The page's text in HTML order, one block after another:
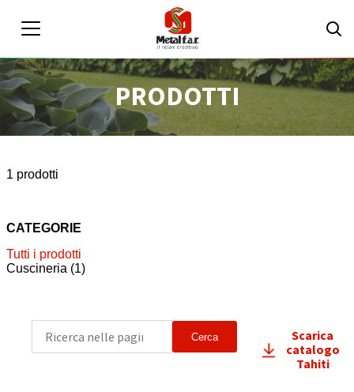
IT EN
PRODOTTI
1 prodotti
CATEGORIE
Tutti i prodotti
Cuscineria (1)
Cerca
Scarica
catalogo
Tahiti